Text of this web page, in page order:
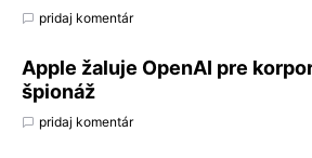
pridaj komentár
Apple žaluje OpenAI pre
špionáž
pridaj komentár